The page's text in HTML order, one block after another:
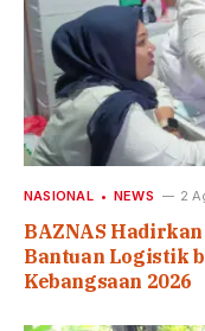
NASIONAL NEWS 2
BAZNAS
Bantuan Logistik
Kebangsaan 2026